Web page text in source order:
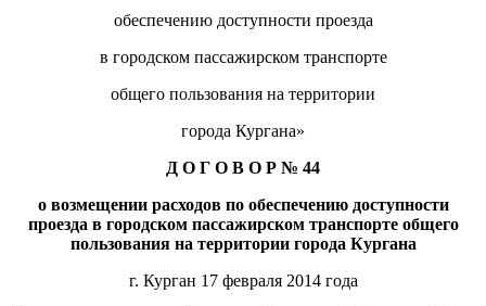
обеспечению доступности проезда
в городском пассажирском транспорте
общего пользования на территории
города Кургана»
Д О Г О В О Р № 44
о возмещении расходов по обеспечению доступности
проезда в городском пассажирском транспорте общего
пользования на территории города Кургана
г. Курган 17 февраля 2014 года